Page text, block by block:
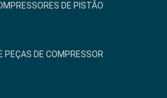
DE PISTÃO
PEÇAS DE COMPRESSOR